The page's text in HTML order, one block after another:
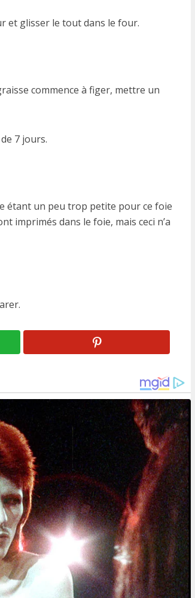
et glisser le tout dans le four.
commence à figer, mettre un
7 jours.
étant un peu trop petite pour ce foie
imprimés dans le foie, mais ceci n’a